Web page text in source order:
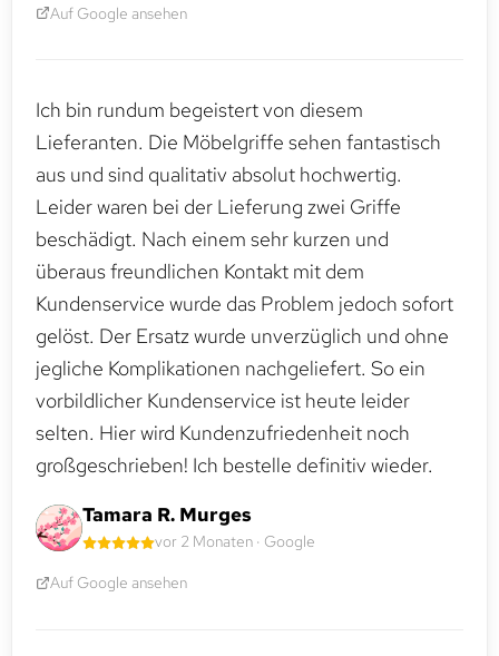
Auf Google ansehen
Ich bin rundum begeistert von diesem
Lieferanten. Die Möbelgriffe sehen fantastisch
aus und sind qualitativ absolut hochwertig.
Leider waren bei der Lieferung zwei Griffe
beschädigt. Nach einem sehr kurzen und
überaus freundlichen Kontakt mit dem
Kundenservice wurde das Problem jedoch sofort
gelöst. Der Ersatz wurde unverzüglich und ohne
jegliche Komplikationen nachgeliefert. So ein
vorbildlicher Kundenservice ist heute leider
selten. Hier wird Kundenzufriedenheit noch
großgeschrieben! Ich bestelle definitiv wieder.
Tamara R. Murges
vor 2 Monaten · Google
Auf Google ansehen